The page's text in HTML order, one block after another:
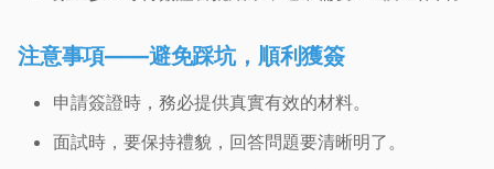
注意事項——避免踩坑，順利獲簽
申請簽證時，務必提供真實有效的材料。
面試時，要保持禮貌，回答問題要清晰明了。